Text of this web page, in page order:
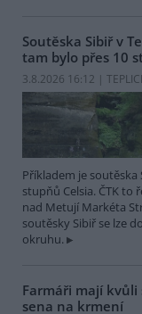
Soutěska Sibiř v
tam bylo přes 10
3.8.2026 16:12 |
Příkladem je
stupňů Celsia. ČTK to
nad Metují Markéta
soutěsky Sibiř se lze
okruhu.
Farmáři mají
sena na krmení